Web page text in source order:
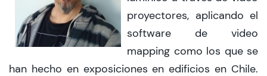
proyectores, aplicando el
software de video
mapping como los que se
han hecho en exposiciones en edificios en Chile.